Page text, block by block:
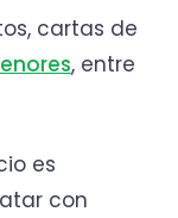
cartas de
, entre
es
con